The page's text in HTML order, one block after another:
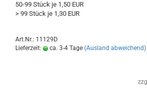
50-99 Stück je 1,50 EUR
> 99 Stück je 1,30 EUR
Art.Nr.: 11129D
Lieferzeit:
ca. 3-4 Tage (Ausland abweichend)